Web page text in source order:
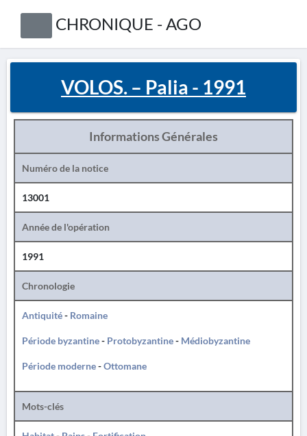
CHRONIQUE - AGO
VOLOS. – Palia - 1991
Informations Générales
Numéro de la notice
13001
Année de l'opération
1991
Chronologie
Antiquité- Romaine
Période byzantine- Protobyzantine- Médiobyzantine
Période moderne-Ottomane
Mots-clés